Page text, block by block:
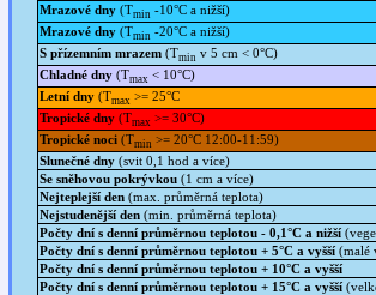
Mrazové dny (Tmin -10°C a nižší)
Mrazové dny (Tmin -20°C a nižší)
S přízemním mrazem (Tmin v 5 cm < 0°C)
Chladné dny (Tmax < 10°C)
Letní dny (Tmax >= 25°C
Tropické dny (Tmax >= 30°C)
Tropické noci (Tmin >= 20°C 12:00-11:59)
Slunečné dny (svit 0,1 hod a více)
Se sněhovou pokrývkou (1 cm a více)
Nejteplejší den (max. průměrná teplota)
Nejstudenější den (min. průměrná teplota)
Počty dní s denní průměrnou teplotou - 0,1°C a nižší
Počty dní s denní průměrnou teplotou + 5°C a vyšší (malé
Počty dní s denní průměrnou teplotou + 10°C a vyšší
Počty dní s denní průměrnou teplotou + 15°C a vyšší